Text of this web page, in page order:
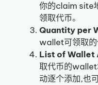
你的claim site
领取代币。
Quantity per
wallet可领取的
List of Wallet
取代币的wallet
动逐个添加,也